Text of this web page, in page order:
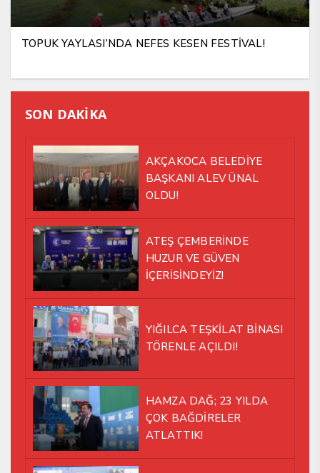
TOPUK YAYLASI’NDA NEFES KESEN FESTİVAL!
SON DAKİKA
AKÇAKOCA BELEDİYE
BAŞKANI ALEV ÜNAL
OLDU!
ATEŞ ÇEMBERİNDE
HUZUR VE GÜVEN
İÇERİSİNDEYİZ!
YIĞILCA TEŞKİLAT BİNASI
TÖRENLE AÇILDI!
HAMZA DAĞ; 23 YILDA
ÇOK BAĞDİRELER
ATLATTIK!